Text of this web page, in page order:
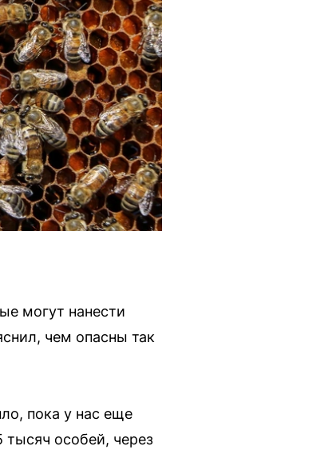
могут нанести
чем опасны так
пока у нас еще
особей, через